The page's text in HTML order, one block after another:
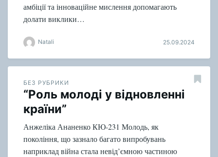
амбіції та інноваційне мислення допомагають
долати виклики…
Natali 25.09.2024
БЕЗ РУБРИКИ
“Роль молоді у відновленні
країни”
Анжеліка Ананенко КЮ-231 Молодь, як
покоління, що зазнало багато випробувань
наприклад війна стала невід’ємною частиною